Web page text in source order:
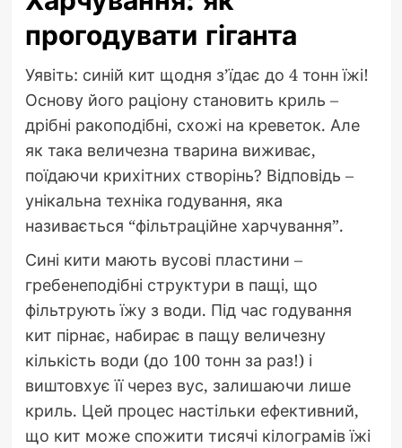
прогодувати гіганта
Уявіть: синій кит щодня з’їдає до 4 тонн їжі!
Основу його раціону становить криль –
дрібні ракоподібні, схожі на креветок. Але
як така величезна тварина виживає,
поїдаючи крихітних створінь? Відповідь –
унікальна техніка годування, яка
називається “фільтраційне харчування”.
Сині кити мають вусові пластини –
гребенеподібні структури в пащі, що
фільтрують їжу з води. Під час годування
кит пірнає, набирає в пащу величезну
кількість води (до 100 тонн за раз!) і
виштовхує її через вус, залишаючи лише
криль. Цей процес настільки ефективний,
що кит може спожити тисячі кілограмів їжі